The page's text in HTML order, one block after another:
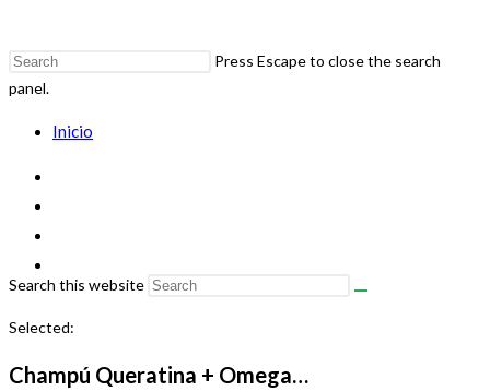
Press Escape to close the search
panel.
Inicio
Search this website
Selected:
Champú Queratina + Omega…